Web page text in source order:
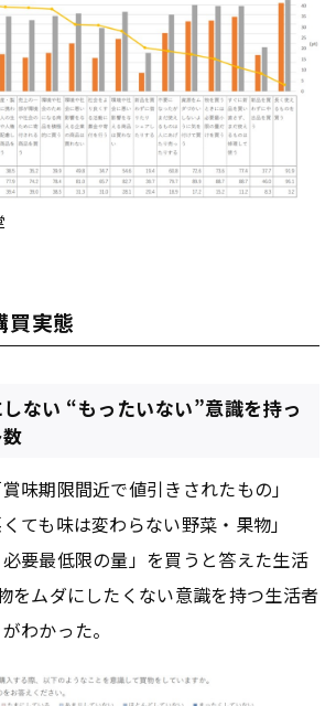
買実態
ない “もったいない”意識を持っ
味期限間近で値引きされたもの」
ても味は変わらない野菜・果物」
必要最低限の量」を買うと答えた生活
をムダにしたくない意識を持つ生活者
わかった。